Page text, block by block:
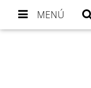
MENÚ